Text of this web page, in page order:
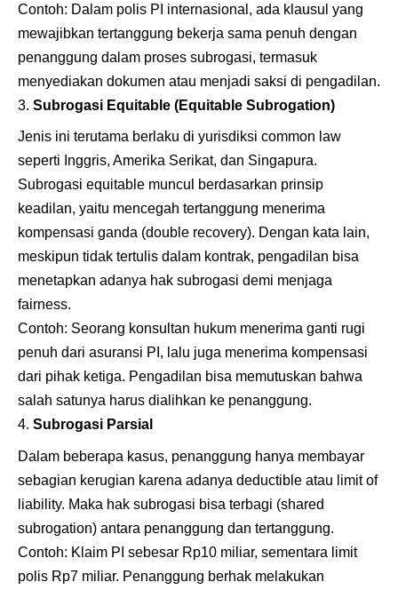
Contoh: Dalam polis PI internasional, ada klausul yang
mewajibkan tertanggung bekerja sama penuh dengan
penanggung dalam proses subrogasi, termasuk
menyediakan dokumen atau menjadi saksi di pengadilan.
Subrogasi Equitable (Equitable Subrogation)
Jenis ini terutama berlaku di yurisdiksi common law
seperti Inggris, Amerika Serikat, dan Singapura.
Subrogasi equitable muncul berdasarkan prinsip
keadilan, yaitu mencegah tertanggung menerima
kompensasi ganda (double recovery). Dengan kata lain,
meskipun tidak tertulis dalam kontrak, pengadilan bisa
menetapkan adanya hak subrogasi demi menjaga
fairness.
Contoh: Seorang konsultan hukum menerima ganti rugi
penuh dari asuransi PI, lalu juga menerima kompensasi
dari pihak ketiga. Pengadilan bisa memutuskan bahwa
salah satunya harus dialihkan ke penanggung.
Subrogasi Parsial
Dalam beberapa kasus, penanggung hanya membayar
sebagian kerugian karena adanya deductible atau limit of
liability. Maka hak subrogasi bisa terbagi (shared
subrogation) antara penanggung dan tertanggung.
Contoh: Klaim PI sebesar Rp10 miliar, sementara limit
polis Rp7 miliar. Penanggung berhak melakukan